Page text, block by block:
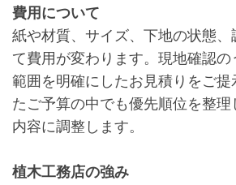
費用について
紙や材質、サイズ、下地の状態、
て費用が変わります。現地確認
範囲を明確にしたお見積りをご
たご予算の中でも優先順位を整
内容に調整します。
植木工務店の強み